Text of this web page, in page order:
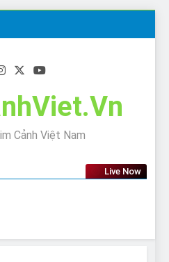
Cảnh Việt Nam
Live Now